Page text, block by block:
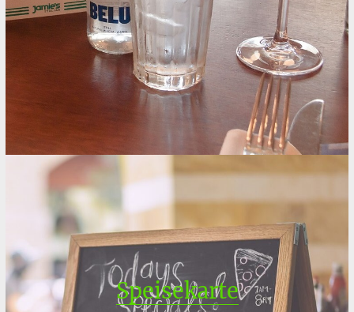
Speisekarte